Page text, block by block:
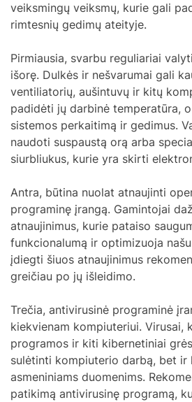
veiksmingų veiksmų, kurie gali
rimtesnių gedimų ateityje.
Pirmiausia, svarbu reguliariai
išorę. Dulkės ir nešvarumai gali
ventiliatorių, aušintuvų ir kitų
padidėti jų darbinė temperatūra,
sistemos perkaitimą ir gedimus.
naudoti suspaustą orą arba
siurbliukus, kurie yra skirti
Antra, būtina nuolat atnaujinti
programinę įrangą. Gamintojai
atnaujinimus, kurie pataiso
funkcionalumą ir optimizuoja
įdiegti šiuos atnaujinimus
greičiau po jų išleidimo.
Trečia, antivirusinė programinė
kiekvienam kompiuteriui. Virusai,
programos ir kiti kibernetiniai
sulėtinti kompiuterio darbą, bet ir
asmeniniams duomenims.
patikimą antivirusinę programą,